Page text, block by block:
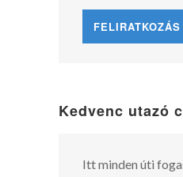
Kedvenc utazó
Itt minden úti